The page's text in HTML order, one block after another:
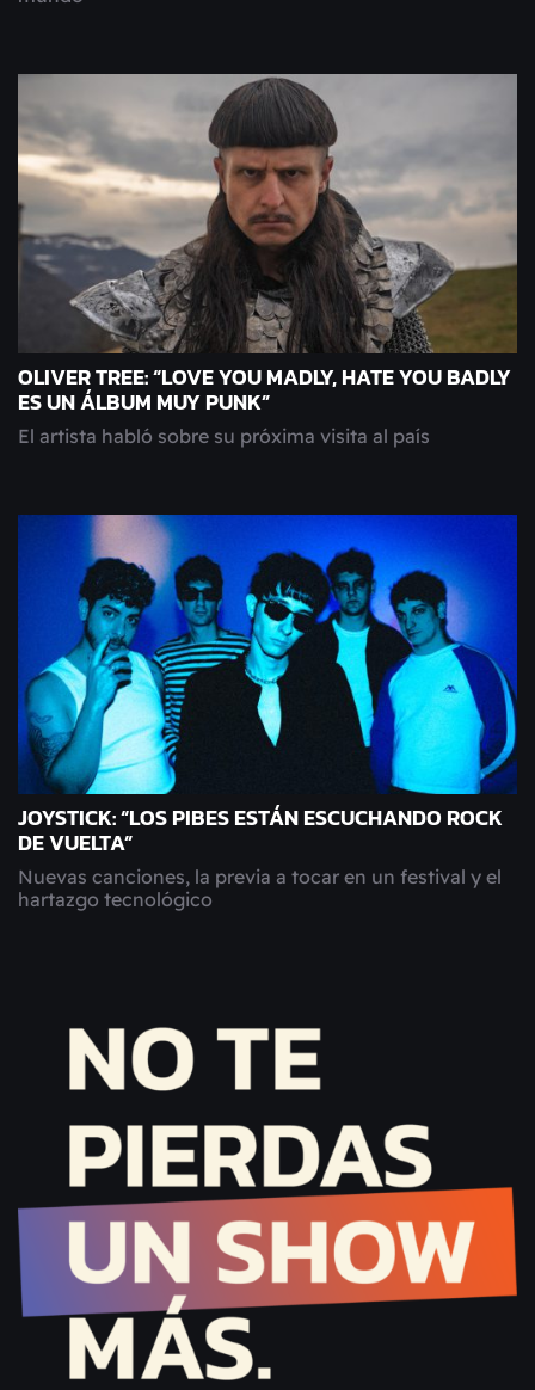
OLIVER TREE: “LOVE YOU MADLY, HATE YOU BADLY
ES UN ÁLBUM MUY PUNK”
El artista habló sobre su próxima visita al país
JOYSTICK: “LOS PIBES ESTÁN ESCUCHANDO ROCK
DE VUELTA”
Nuevas canciones, la previa a tocar en un festival y el
hartazgo tecnológico